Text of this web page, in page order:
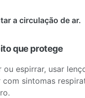
a circulação de ar.
que protege
espirrar, usar
sintomas